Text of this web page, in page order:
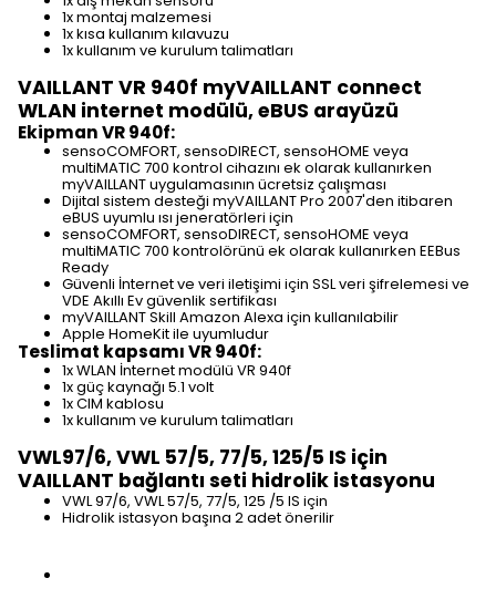
1x montaj malzemesi
1x kısa kullanım kılavuzu
1x kullanım ve kurulum talimatları
VAILLANT VR 940f myVAILLANT connect
WLAN internet modülü, eBUS arayüzü
Ekipman VR 940f:
sensoCOMFORT, sensoDIRECT, sensoHOME veya
multiMATIC 700 kontrol cihazını ek olarak kullanırken
myVAILLANT uygulamasının ücretsiz çalışması
Dijital sistem desteği myVAILLANT Pro 2007'den itibaren
eBUS uyumlu ısı jeneratörleri için
sensoCOMFORT, sensoDIRECT, sensoHOME veya
multiMATIC 700 kontrolörünü ek olarak kullanırken EEBus
Ready
Güvenli İnternet ve veri iletişimi için SSL veri şifrelemesi ve
VDE Akıllı Ev güvenlik sertifikası
myVAILLANT Skill Amazon Alexa için kullanılabilir
Apple HomeKit ile uyumludur
Teslimat kapsamı VR 940f:
1x WLAN İnternet modülü VR 940f
1x güç kaynağı 5.1 volt
1x CIM kablosu
1x kullanım ve kurulum talimatları
VWL97/6, VWL 57/5, 77/5, 125/5 IS için
VAILLANT bağlantı seti hidrolik istasyonu
VWL 97/6, VWL 57/5, 77/5, 125 /5 IS için
Hidrolik istasyon başına 2 adet önerilir